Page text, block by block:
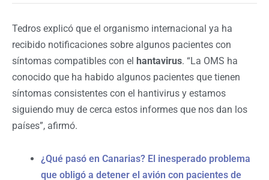
Tedros explicó que el organismo internacional ya ha
recibido notificaciones sobre algunos pacientes con
síntomas compatibles con el hantavirus. “La OMS ha
conocido que ha habido algunos pacientes que tienen
síntomas consistentes con el hantivirus y estamos
siguiendo muy de cerca estos informes que nos dan los
países”, afirmó.
¿Qué pasó en Canarias? El inesperado problema
que obligó a detener el avión con pacientes de